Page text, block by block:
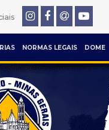
NORMAS LEGAIS DOME